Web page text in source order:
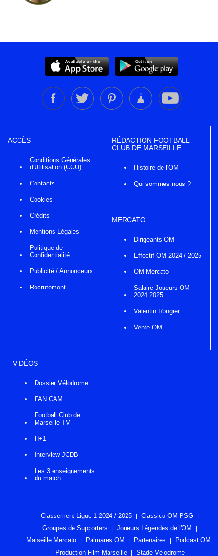
ACCÈS
Conditions Générales
d'Utilisation (CGU)
Contacts
Cookies
Crédits
Mentions Légales
Politique de
Confidentialité
Publicité / Annonceurs
Recrutement
RÉDACTION FOOTBALL
CLUB DE MARSEILLE
Histoire de l'OM
Qui sommes nous ?
MERCATO
Dirigeants OM
Effectif OM 2024 / 2025
OM Mercato
Salaire Joueurs OM
2024 2025
Valentin Rongier
Vente OM
VIDÉOS
Dossier Vélodrome
FAN CAM
Football Club de
Marseille TV
H+1
Interview JCDB
Les 3 enseignements
du match
Classement Ligue 1 2024 / 2025
Classico OM-PSG
Groupes de Supporters
Joueurs Légendes de l'OM
Marseille Mercato
Palmares OM Partenaires
Podcast OM
Production Film Marseille
Stade Vélodrome